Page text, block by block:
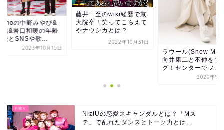
一至のwiki経歴で京
卒！笑ってこらえて
ウシカとは？
2022年10月31日
mikamoの中野みや
荒河桃&岩口和暖の
や学校とSNSや歌...
NiziUの恋愛スキャンダルとは？「Mス
テ」で乱れたダンスとトーク力とは...